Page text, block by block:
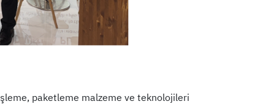
paketleme malzeme ve teknolojileri